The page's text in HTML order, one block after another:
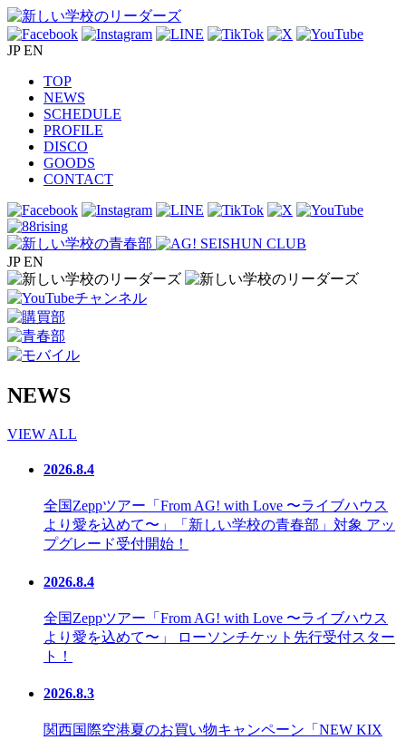
JP EN
TOP
NEWS
SCHEDULE
PROFILE
DISCO
GOODS
CONTACT
JP EN
NEWS
VIEW ALL
2026.8.4
全国Zeppツアー「From AG! with Love 〜ライブハウス
より愛を込めて〜」「新しい学校の青春部」対象 アッ
プグレード受付開始！
2026.8.4
全国Zeppツアー「From AG! with Love 〜ライブハウス
より愛を込めて〜」 ローソンチケット先行受付スター
ト！
2026.8.3
関西国際空港夏のお買い物キャンペーン「NEW KIX